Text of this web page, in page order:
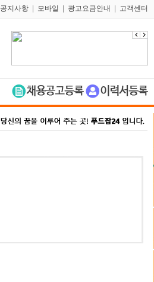
공지사항 모바일 광고요금안내 고객센터